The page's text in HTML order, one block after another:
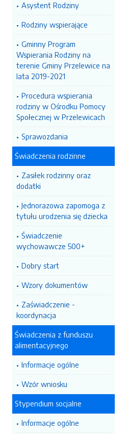
Asystent Rodziny
Rodziny wspierające
Gminny Program
Wspierania Rodziny na
terenie Gminy Przelewice na
lata 2019-2021
Procedura wspierania
rodziny w Ośrodku Pomocy
Społecznej w Przelewicach
Sprawozdania
Świadczenia rodzinne
Zasiłek rodzinny oraz
dodatki
Jednorazowa zapomoga z
tytułu urodzenia się dziecka
Świadczenie
wychowawcze 500+
Dobry start
Wzory dokumentów
Zaświadczenie -
koordynacja
Świadczenia z funduszu
alimentacyjnego
Informacje ogólne
Wzór wniosku
Stypendium socjalne
Informacje ogólne